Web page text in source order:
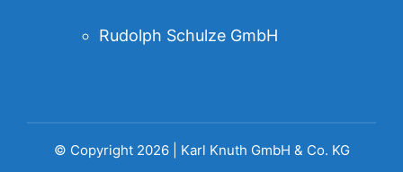
Rudolph Schulze GmbH
© Copyright 2026 | Karl Knuth GmbH & Co. KG